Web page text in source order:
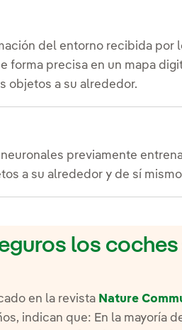
del entorno recibida por
forma precisa en un mapa
objetos a su alrededor.
neuronales previamente
a su alrededor y de sí
los coches
en la revista Nature
indican que: En la mayoría